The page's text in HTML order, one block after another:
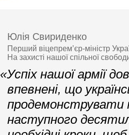
Юлія Свириденко
Перший віцепрем’єр-міністр
На захисті нашої спільної
«Успіх нашої армії
впевнені, що
продемонструвати
наступного